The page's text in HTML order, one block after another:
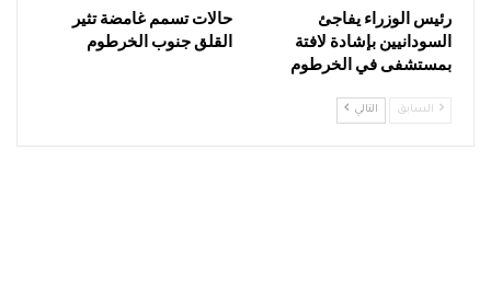
رئيس الوزراء يفاجئ
السودانيين بإشادة لافتة
بمستشفى في الخرطوم
حالات تسمم غامضة تثير
القلق جنوب الخرطوم
السابق التالي